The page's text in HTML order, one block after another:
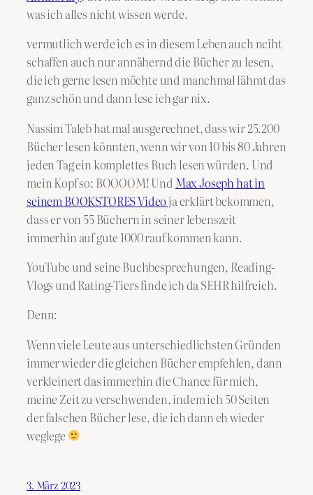
was ich alles nicht wissen werde.
vermutlich werde ich es in diesem Leben auch nciht
schaffen auch nur annähernd die Bücher zu lesen,
die ich gerne lesen möchte und manchmal lähmt das
ganz schön und dann lese ich gar nix.
Nassim Taleb hat mal ausgerechnet, dass wir 25.200
Bücher lesen könnten, wenn wir von 10 bis 80 Jahren
jeden Tag ein komplettes Buch lesen würden. Und
mein Kopf so: BOOOOM! Und Max Joseph hat in
seinem BOOKSTORES Video ja erklärt bekommen,
dass er von 55 Büchern in seiner lebenszeit
immerhin auf gute 1000 rauf kommen kann.
YouTube und seine Buchbesprechungen, Reading-
Vlogs und Rating-Tiers finde ich da SEHR hilfreich.
Denn:
Wenn viele Leute aus unterschiedlichsten Gründen
immer wieder die gleichen Bücher empfehlen, dann
verkleinert das immerhin die Chance für mich,
meine Zeit zu verschwenden, indem ich 50 Seiten
der falschen Bücher lese, die ich dann eh wieder
weglege
3. März 2023